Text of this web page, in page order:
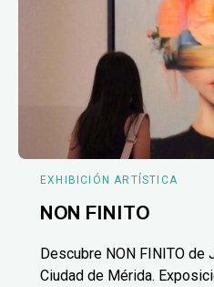
EXHIBICIÓN ARTÍSTICA
NON FINITO
Descubre NON FINITO de
Ciudad de Mérida.